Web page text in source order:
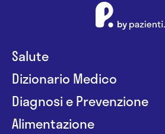
Salute
Dizionario Medico
Diagnosi e Prevenzione
Alimentazione